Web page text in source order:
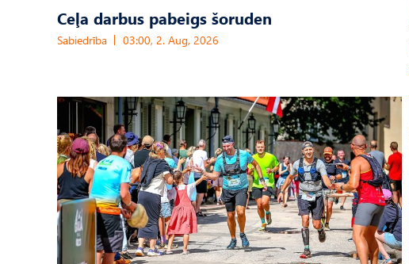
Ceļa darbus pabeigs šoruden
Sabiedrība 03:00, 2. Aug, 2026